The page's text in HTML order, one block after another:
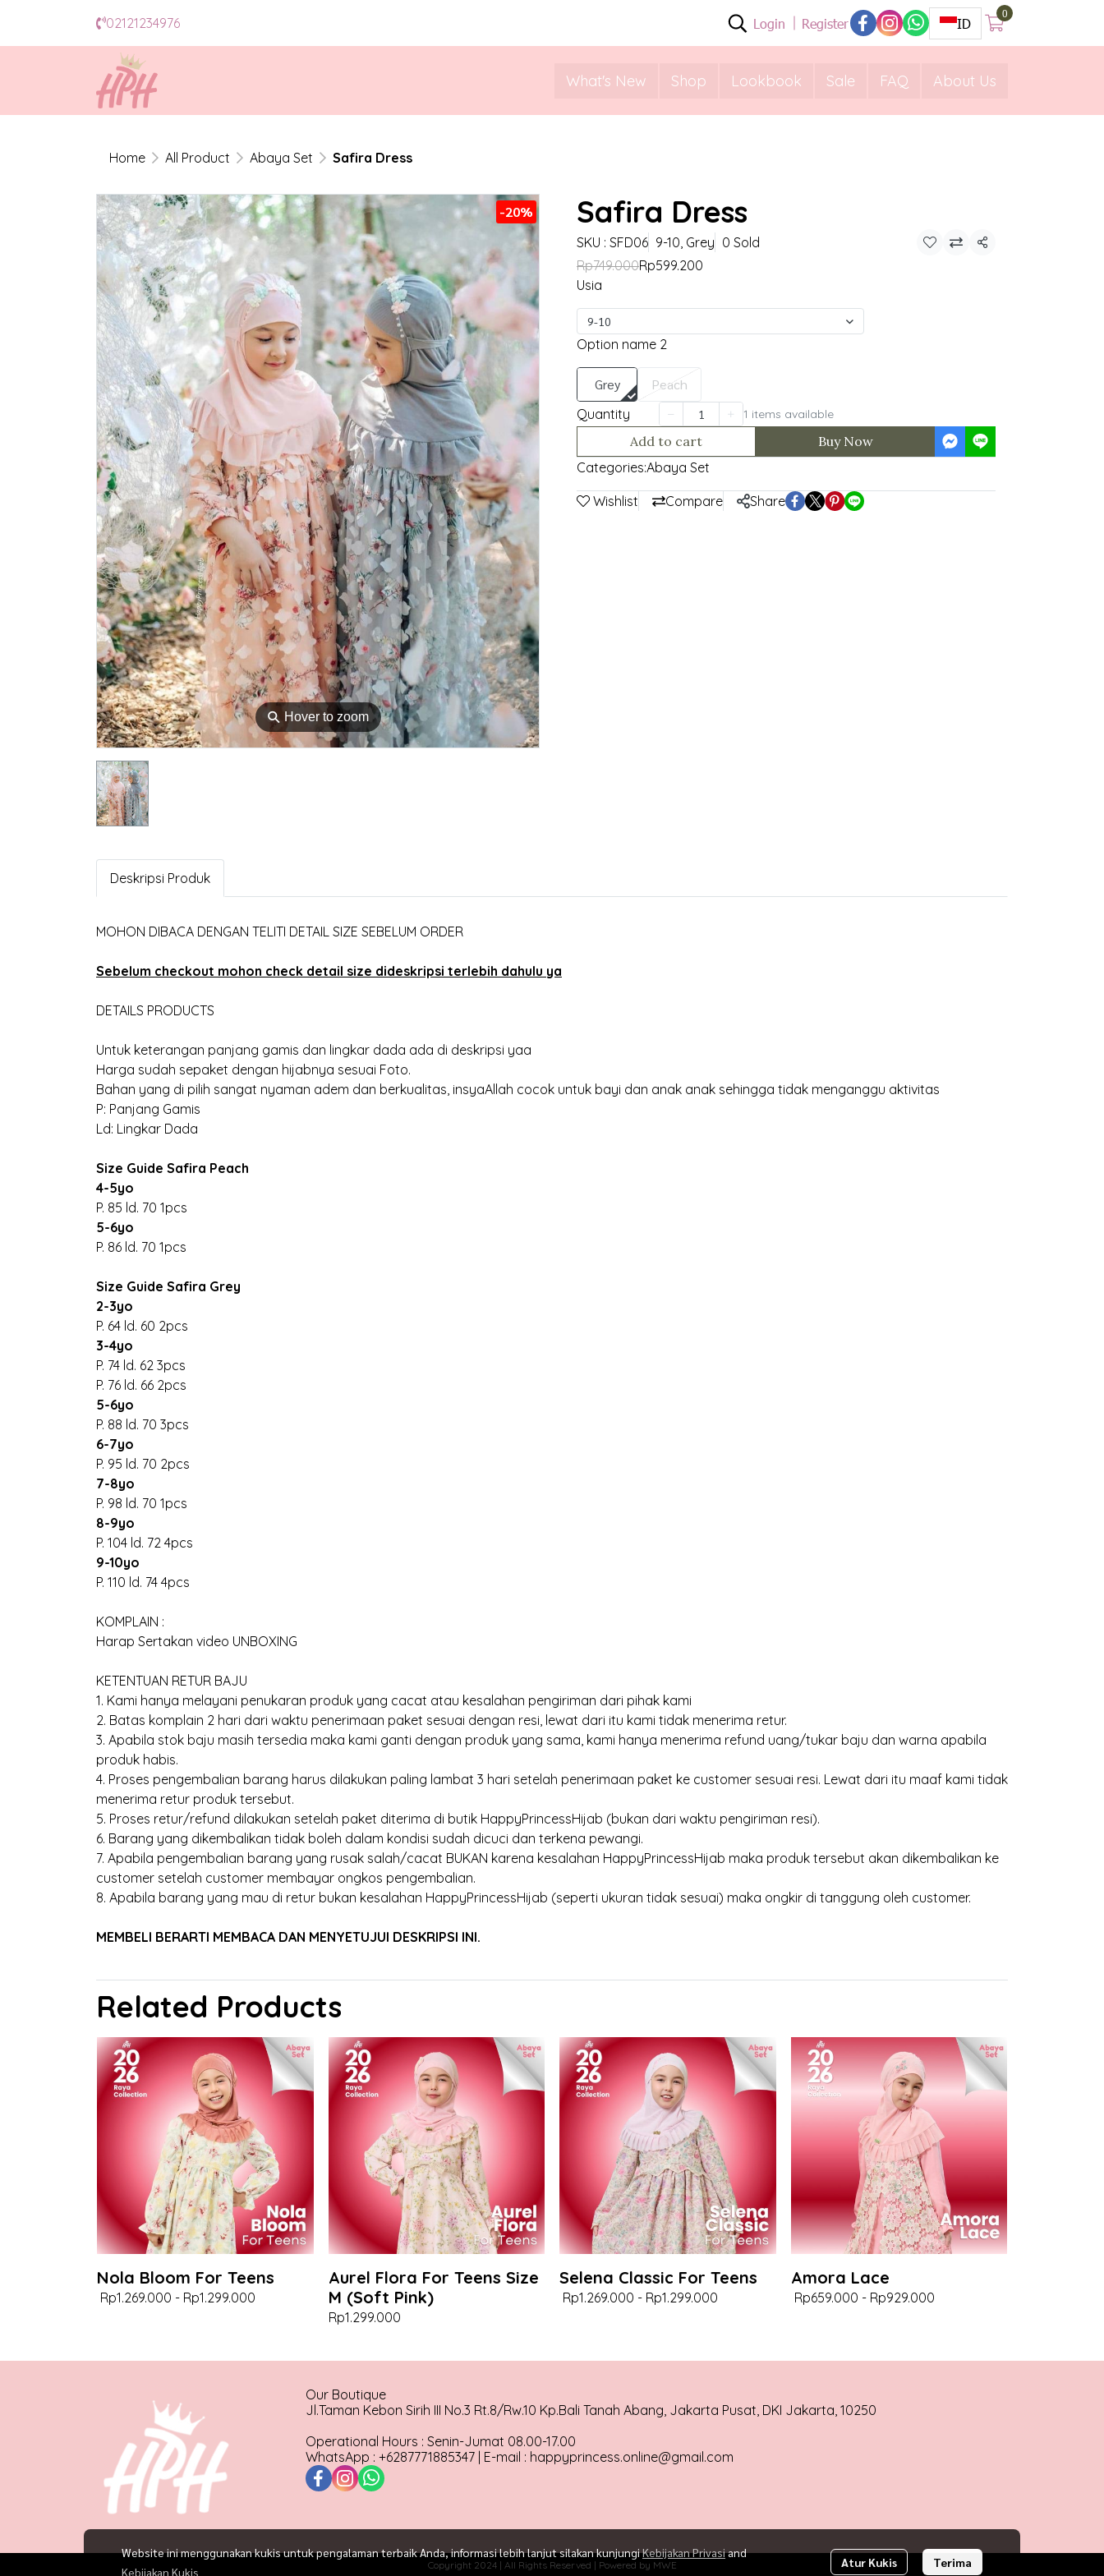
02121234976 Login Register ID
0
What's New Shop Lookbook Sale FAQ About Us
Home All Product Abaya Set Safira Dress
⚲ Hover to zoom
-20% Safira Dress
SKU : SFD06 9-10, Grey 0 Sold
Share
Rp749.000Rp599.200
Usia
9-10
Option name 2
Grey Peach
Quantity 1 items available
Add to cart
Buy Now
Categories:Abaya Set
Wishlist Compare Share
Deskripsi Produk
MOHON DIBACA DENGAN TELITI DETAIL SIZE SEBELUM ORDER
Sebelum checkout mohon check detail size dideskripsi terlebih dahulu ya
DETAILS PRODUCTS
Untuk keterangan panjang gamis dan lingkar dada ada di deskripsi yaa
Harga sudah sepaket dengan hijabnya sesuai Foto.
Bahan yang di pilih sangat nyaman adem dan berkualitas, insyaAllah cocok untuk bayi dan anak anak sehingga tidak menganggu aktivitas
P: Panjang Gamis
Ld: Lingkar Dada
Size Guide Safira Peach
4-5yo
P. 85 ld. 70 1pcs
5-6yo
P. 86 ld. 70 1pcs
Size Guide Safira Grey
2-3yo
P. 64 ld. 60 2pcs
3-4yo
P. 74 ld. 62 3pcs
P. 76 ld. 66 2pcs
5-6yo
P. 88 ld. 70 3pcs
6-7yo
P. 95 ld. 70 2pcs
7-8yo
P. 98 ld. 70 1pcs
8-9yo
P. 104 ld. 72 4pcs
9-10yo
P. 110 ld. 74 4pcs
KOMPLAIN :
Harap Sertakan video UNBOXING
KETENTUAN RETUR BAJU
1. Kami hanya melayani penukaran produk yang cacat atau kesalahan pengiriman dari pihak kami
2. Batas komplain 2 hari dari waktu penerimaan paket sesuai dengan resi, lewat dari itu kami tidak menerima retur.
3. Apabila stok baju masih tersedia maka kami ganti dengan produk yang sama, kami hanya menerima refund uang/tukar baju dan warna apabila
produk habis.
4. Proses pengembalian barang harus dilakukan paling lambat 3 hari setelah penerimaan paket ke customer sesuai resi. Lewat dari itu maaf kami tidak
menerima retur produk tersebut.
5. Proses retur/refund dilakukan setelah paket diterima di butik HappyPrincessHijab (bukan dari waktu pengiriman resi).
6. Barang yang dikembalikan tidak boleh dalam kondisi sudah dicuci dan terkena pewangi.
7. Apabila pengembalian barang yang rusak salah/cacat BUKAN karena kesalahan HappyPrincessHijab maka produk tersebut akan dikembalikan ke
customer setelah customer membayar ongkos pengembalian.
8. Apabila barang yang mau di retur bukan kesalahan HappyPrincessHijab (seperti ukuran tidak sesuai) maka ongkir di tanggung oleh customer.
MEMBELI BERARTI MEMBACA DAN MENYETUJUI DESKRIPSI INI.
Related Products
Nola Bloom For Teens
Rp1.269.000 - Rp1.299.000
Aurel Flora For Teens Size
M (Soft Pink)
Rp1.299.000
Selena Classic For Teens
Rp1.269.000 - Rp1.299.000
Amora Lace
Rp659.000 - Rp929.000
Website ini menggunakan kukis untuk pengalaman terbaik Anda, informasi lebih lanjut silakan kunjungiKebijakan Privasiand
Kebijakan Kukis
Atur Kukis Terima
Our Boutique
Jl.Taman Kebon Sirih III No.3 Rt.8/Rw.10 Kp.Bali Tanah Abang, Jakarta Pusat, DKI Jakarta, 10250
Operational Hours : Senin-Jumat 08.00-17.00
WhatsApp : +6287771885347 | E-mail : happyprincess.online@gmail.com
Copyright 2024 | All Rights Reserved | Powered by MWE